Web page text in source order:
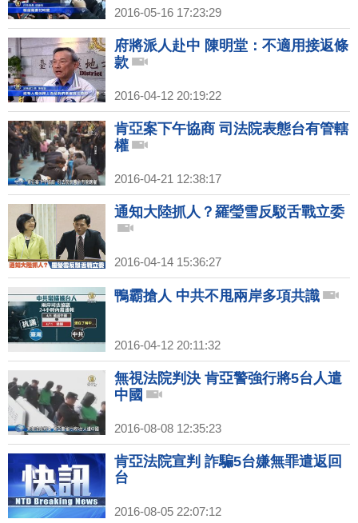
2016-05-16 17:23:29
府將派人赴中 陳明堂：不適用接返條
款
2016-04-12 20:19:22
肯亞案下午協商 司法院表態台有管轄
權
2016-04-21 12:38:17
通知大陸抓人？羅瑩雪反駁舌戰立委
2016-04-14 15:36:27
鴨霸搶人 中共不甩兩岸多項共識
2016-04-12 20:11:32
無視法院判決 肯亞警強行將5台人遣
中國
2016-08-08 12:35:23
肯亞法院宣判 詐騙5台嫌無罪遣返回
台
2016-08-05 22:07:12